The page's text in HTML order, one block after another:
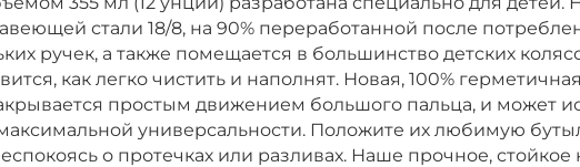
стали 18/8, на 90% переработанной после
ручек, а также помещается в большинство детских
как легко чистить и наполнят. Новая, 100%
простым движением большого пальца, и может
универсальности. Положите их любимую
о протечках или разливах. Наше прочное,